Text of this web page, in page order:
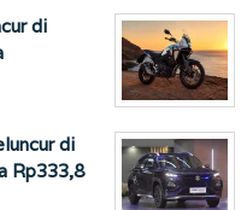
di
di
Rp333,8